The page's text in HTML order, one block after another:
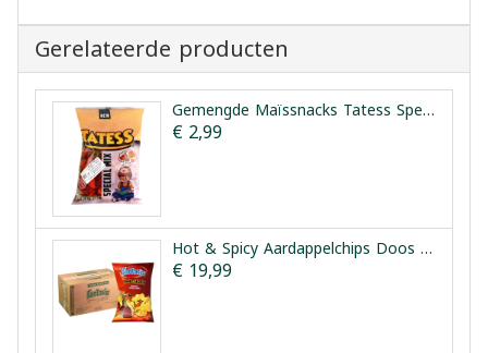
Gerelateerde producten
Gemengde Maïssnacks Tatess Special Mix 150 g
€ 2,99
Hot & Spicy Aardappelchips Doos Fantasia 12x90g
€ 19,99